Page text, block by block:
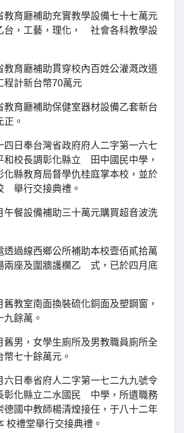
育廳補助充實教學設備七十七萬元
台，工藝，理化， 社會各科教學設
育廳補助貫穿校內百姓公灌溉改道
程計新台幣70萬元
育廳補助保健室器材設備乙套新台
正。
日奉台灣省政府府人二字第一六七
和校長調彰化縣立 田中國民中學，
化縣教育局督學仇桂庭掌本校，並於
舉行交接典禮。
餐設備補助三十萬元購買超音波洗
過線西鄉公所補助本校壹佰貳拾萬
兩座及圍牆護欄乙 式，已於四月底
教室南面換裝硫化銅面及塑鋼窗，
餘萬。
男，女學生廁所及男教職員廁所全
七十餘萬元。
日奉省府人二字第一七二九九號令
彰化縣立二水國民 中學，所遺職務
德國中教師楊清煌接任，于八十二年
校禮堂舉行交接典禮。